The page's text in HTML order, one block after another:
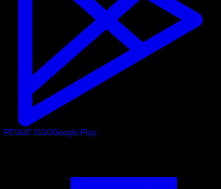
PEGUE ISSOGoogle Play